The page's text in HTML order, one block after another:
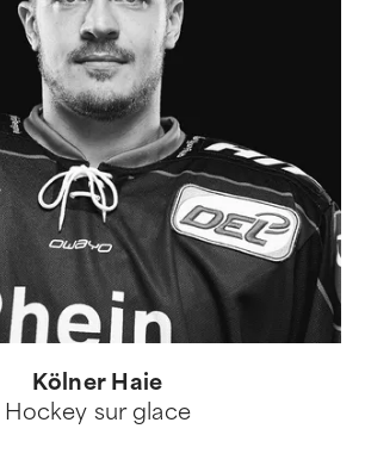
Kölner Haie
Hockey sur glace